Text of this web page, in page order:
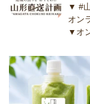
▼ #
オン
▼オ